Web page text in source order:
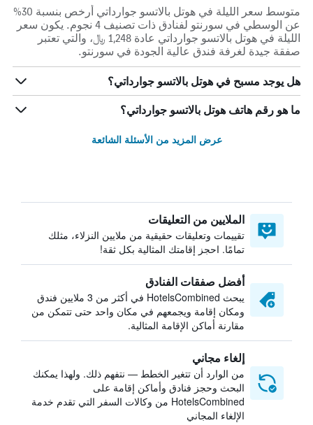
متوسط سعر الليلة في هوتل بالاتسو جوارداتي أرخص بنسبة 30%
عن الوسطي في سورنتو لفنادق ذات تصنيف 4 نجوم. يكون سعر
الليلة في هوتل بالاتسو جوارداتي عادة 1,248 ﷼، والتي تعتبر
صفقة جيدة لغرفة فندق عالية الجودة في سورنتو.
هل يوجد مسبح في هوتل بالاتسو جوارداتي؟
ما هو رقم هاتف هوتل بالاتسو جوارداتي؟
عرض المزيد من الأسئلة الشائعة
الملايين من التعليقات
تقييمات وتعليقات حقيقية من ملايين النزلاء، مثلك
تمامًا. احجز إقامتك المثالية بكل ثقة!
أفضل صفقات الفنادق
يبحث HotelsCombined في أكثر من 3 ملايين فندق
ومكان إقامة ويجمعهم في مكان واحد حتى تتمكن من
مقارنة أماكن الإقامة المثالية.
إلغاء مجاني
من الوارد أن تتغير الخطط — نتفهم ذلك. ولهذا يمكنك
البحث وحجز فنادق وأماكن إقامة على
HotelsCombined من وكالات السفر التي تقدم خدمة
الإلغاء المجاني